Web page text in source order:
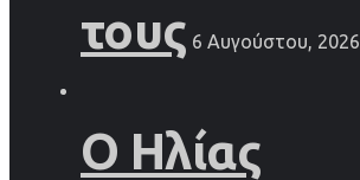
τους 6 Αυγούστου, 2026
Ο Ηλίας